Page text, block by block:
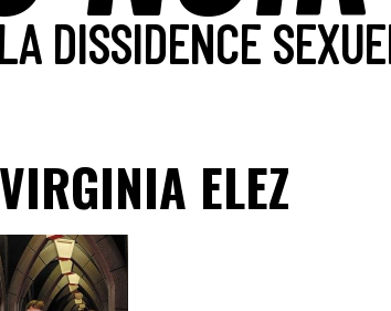
DISSIDENCE
VIRGINIA ELEZ